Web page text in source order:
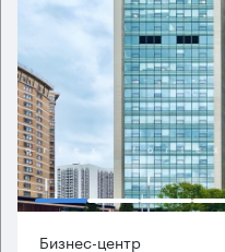
Бизнес-центр